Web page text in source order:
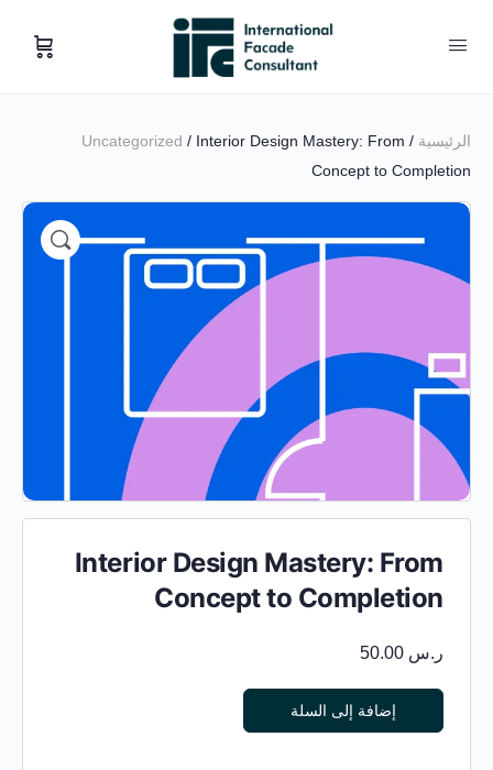
الرئيسية /
Uncategorized / Interior Design Mastery: From
Concept to Completion
Interior Design Mastery: From
Concept to Completion
ر.س
إضافة إلى السلة